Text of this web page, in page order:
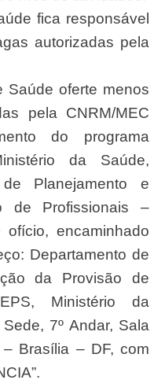
fica responsável
autorizadas pela
Saúde oferte menos
pela CNRM/MEC
do programa
da Saúde,
Planejamento e
de Profissionais –
encaminhado
Departamento de
da Provisão de
Ministério da
7º Andar, Sala
Brasília – DF, com